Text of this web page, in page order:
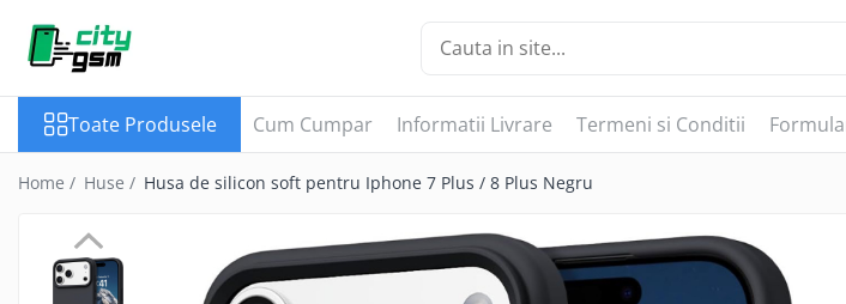
Toate Produsele
Acumulatori / Baterii
Iphone
Seria 15
Seria 13
Seria 12
Toate Produsele Cum Cumpar Informatii Livrare Termeni si Conditii
Home / Huse / Husa de silicon soft pentru Iphone 7 Plus / 8 Plus Negru